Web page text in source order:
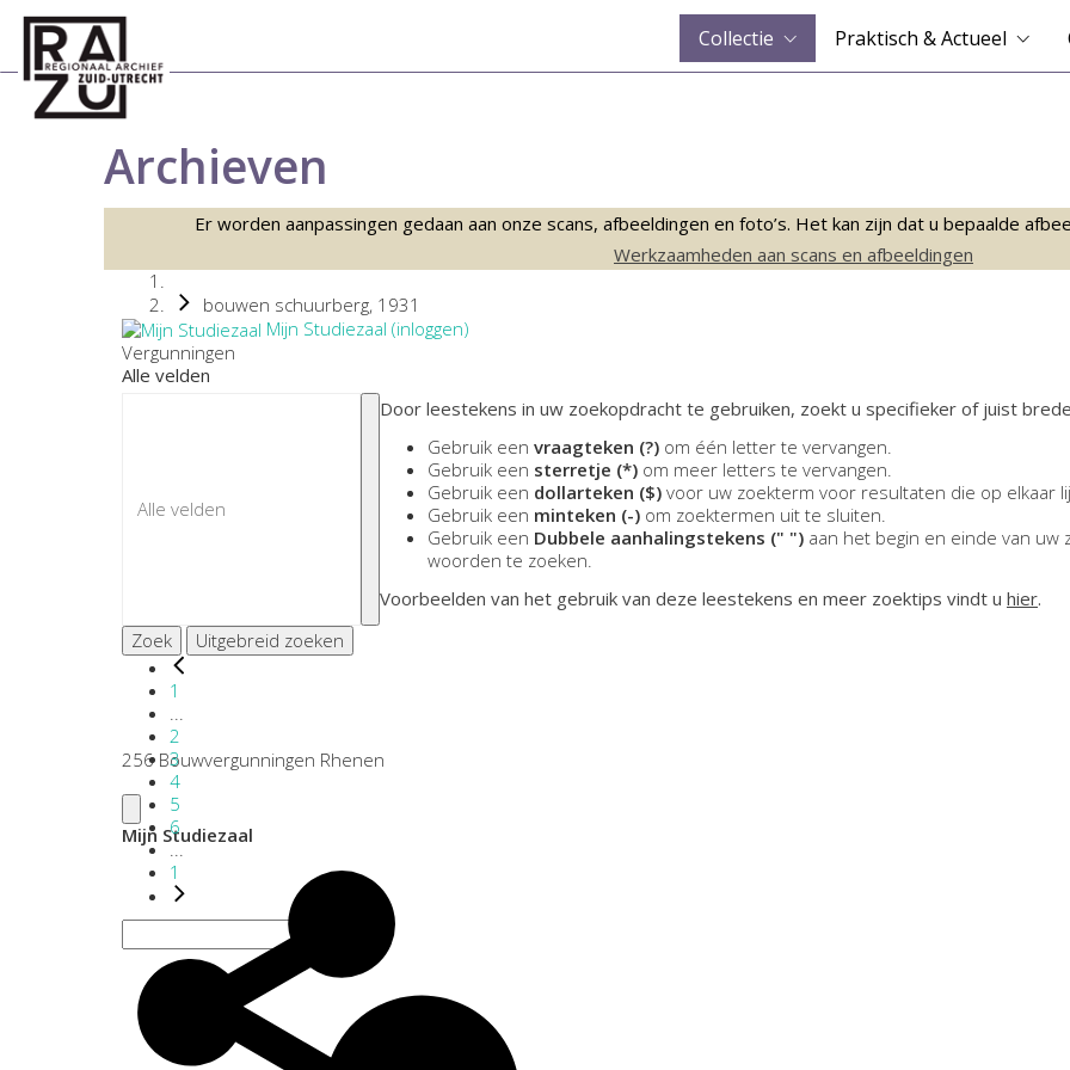
Collectie Praktisch & Actueel
Archieven
Er worden aanpassingen gedaan aan onze scans, afbeeldingen en foto’s. Het kan zijn dat u bepaalde
Werkzaamheden aan scans en afbeeldingen
bouwen schuurberg, 1931
Mijn Studiezaal (inloggen)
Vergunningen
Alle velden
Door leestekens in uw zoekopdracht te gebruiken, zoekt u specifieker of juist
Gebruik een vraagteken (?) om één letter te vervangen.
Gebruik een sterretje (*) om meer letters te vervangen.
Gebruik een dollarteken ($) voor uw zoekterm voor resultaten die op elkaar
Gebruik een minteken (-) om zoektermen uit te sluiten.
Gebruik een Dubbele aanhalingstekens (" ") aan het begin en einde van uw
woorden te zoeken.
Voorbeelden van het gebruik van deze leestekens en meer zoektips vindt u hier.
Zoek
Uitgebreid zoeken
1
2
3
4
5
6
...
1
256 Bouwvergunningen Rhenen
Mijn Studiezaal